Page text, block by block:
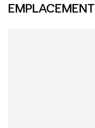
EMPLACEMENT